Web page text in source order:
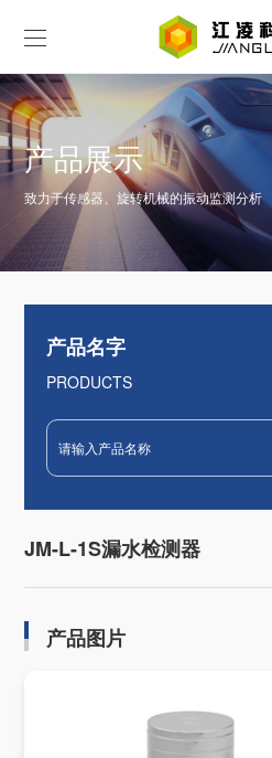
产品展示
致力于传感器、旋转机械的振动监测分析
产品名字
PRODUCTS
JM-L-1S漏水检测器
产品图片